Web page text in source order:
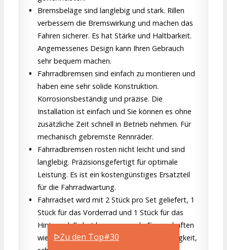
ᐅZu den Top#30
Bremsbeläge sind langlebig und stark. Rillen
verbessern die Bremswirkung und machen das
Fahren sicherer. Es hat Stärke und Haltbarkeit.
Angemessenes Design kann Ihren Gebrauch
sehr bequem machen.
Fahrradbremsen sind einfach zu montieren und
haben eine sehr solide Konstruktion.
Korrosionsbeständig und präzise. Die
Installation ist einfach und Sie können es ohne
zusätzliche Zeit schnell in Betrieb nehmen. Für
mechanisch gebremste Rennräder.
Fahrradbremsen rosten nicht leicht und sind
langlebig. Präzisionsgefertigt für optimale
Leistung. Es ist ein kostengünstiges Ersatzteil
für die Fahrradwartung.
Fahrradset wird mit 2 Stück pro Set geliefert, 1
Stück für das Vorderrad und 1 Stück für das
Hinterrad. Es hat hervorragende Eigenschaften
wie Stoßfestigkeit, starke Entstörungsfähigkeit,